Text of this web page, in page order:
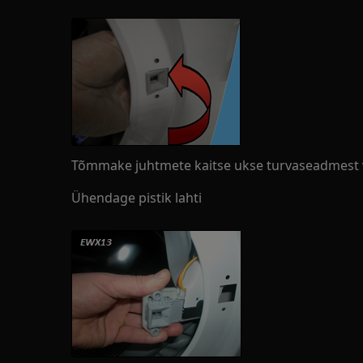
Tõmmake juhtmete kaitse ukse turvaseadmest
Ühendage pistik lahti